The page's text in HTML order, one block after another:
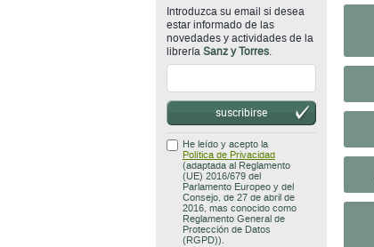
Introduzca su email si desea
estar informado de las
novedades y actividades de la
librería Sanz y Torres.
suscribirse
He leído y acepto la
Política de Privacidad
(adaptada al Reglamento
(UE) 2016/679 del
Parlamento Europeo y del
Consejo, de 27 de abril de
2016, mas conocido como
Reglamento General de
Protección de Datos
(RGPD)).